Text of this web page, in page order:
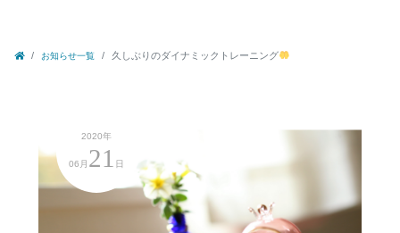
お知らせ一覧 久しぶりのダイナミックトレーニング
2020年
06月 21 日